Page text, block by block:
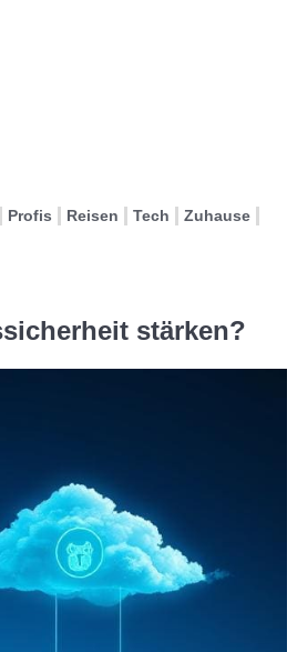
Profis Reisen Tech Zuhause
stärken?